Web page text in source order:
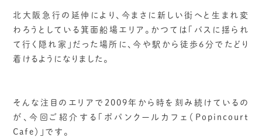
北大阪急行の延伸により、今まさに新しい街へと生まれ変
わろうとしている箕面船場エリア。かつては「バスに揺られ
て行く隠れ家」だった場所に、今や駅から徒歩6分でたどり
着けるようになりました。
そんな注目のエリアで2009年から時を刻み続けているの
が、今回ご紹介する「ポパンクールカフェ（Popincourt
Cafe）」です。